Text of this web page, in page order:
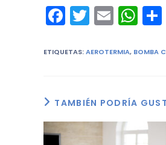
F
a
c
o
o
T
w
itt
E
m
ai
W
h
a
p
p
ETIQUETAS:AEROTERMIA, BOMBA
TAMBIÉN PODRÍA